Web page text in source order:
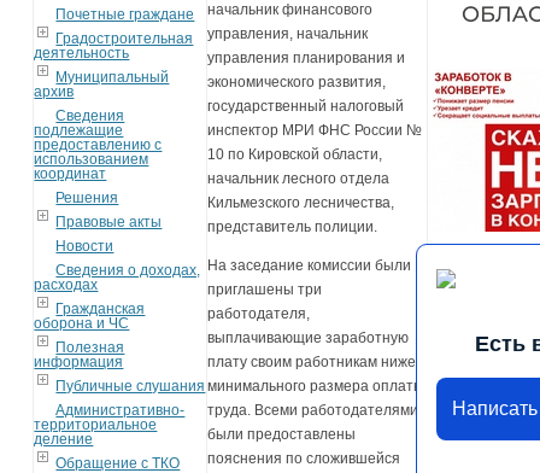
Почетные граждане
Градостроительная
деятельность
Муниципальный
архив
Сведения
подлежащие
предоставлению с
использованием
координат
Решения
Правовые акты
Новости
Сведения о доходах,
расходах
Гражданская
оборона и ЧС
Полезная
информация
Публичные слушания
Административно-
территориальное
деление
Обращение с ТКО
начальник финансового
управления, начальник
управления планирования и
экономического развития,
государственный налоговый
инспектор МРИ ФНС России №
10 по Кировской области,
начальник лесного отдела
Кильмезского лесничества,
представитель полиции.
На заседание комиссии были
приглашены три
работодателя,
выплачивающие заработную
плату своим работникам ниже
минимального размера оплаты
труда. Всеми работодателями
были предоставлены
пояснения по сложившейся
Есть